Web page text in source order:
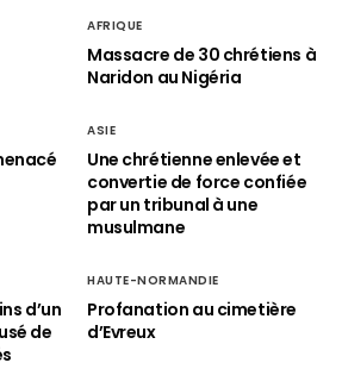
AFRIQUE
Massacre de 30 chrétiens à
Naridon au Nigéria
ASIE
Une chrétienne enlevée et
convertie de force confiée
par un tribunal à une
musulmane
d’un
de
HAUTE-NORMANDIE
Profanation au cimetière
d’Evreux